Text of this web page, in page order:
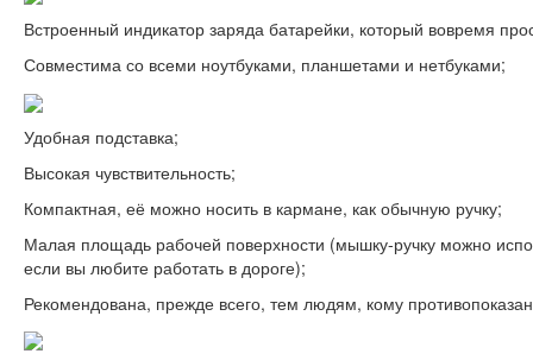
Встроенный индикатор заряда батарейки, который вовремя
Совместима со всеми ноутбуками, планшетами и нетбуками;
Удобная подставка;
Высокая чувствительность;
Компактная, её можно носить в кармане, как обычную ручку;
Малая площадь рабочей поверхности (мышку-ручку можно
если вы любите работать в дороге);
Рекомендована, прежде всего, тем людям, кому